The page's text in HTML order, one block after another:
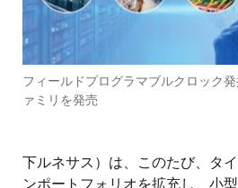
フィールドプログラマブルクロック発
ァミリを発売
下ルネサス）は、このたび、タ
ンポートフォリオを拡充し、小